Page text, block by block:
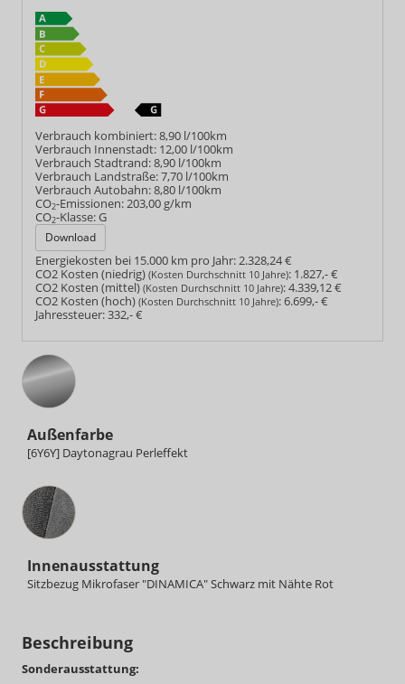
Verbrauch kombiniert:8,90 l/100km
Verbrauch Innenstadt: 12,00 l/100km
Verbrauch Stadtrand:8,90 l/100km
Verbrauch Landstraße:7,70 l/100km
Verbrauch Autobahn:8,80 l/100km
CO2-Emissionen:203,00 g/km
CO2-Klasse:G
Download
Energiekosten bei 15.000 km pro Jahr:2.328,24 €
CO2 Kosten (niedrig) (Kosten Durchschnitt 10 Jahre): 1.827,- €
CO2 Kosten (mittel) (Kosten Durchschnitt 10 Jahre):4.339,12 €
CO2 Kosten (hoch) (Kosten Durchschnitt 10 Jahre):6.699,- €
Jahressteuer:332,- €
Außenfarbe
[6Y6Y] Daytonagrau Perleffekt
Innenausstattung
Innenausstattung
Sitzbezug Mikrofaser "DINAMICA" Schwarz mit Nähte Rot
Beschreibung
Sonderausstattung: